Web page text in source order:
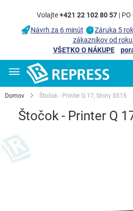
Volajte+421 22 102 80 57 | PO
Návrh za 6 minút
Záruka 5
zákazníkov od
VŠETKO O NÁKUPE
Domov Štočok - Printer Q 17, Shiny S515
Štočok - Printer Q
Preskočiť
koniec